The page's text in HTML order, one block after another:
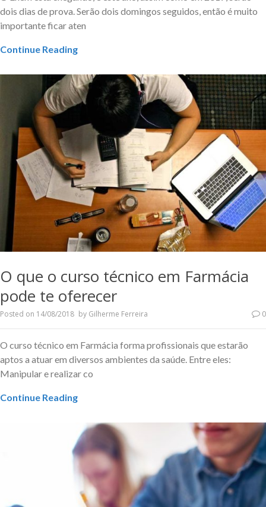
dois dias de prova. Serão dois domingos seguidos, então é muito
importante ficar aten
Continue Reading
O que o curso técnico em Farmácia
pode te oferecer
Posted on 14/08/2018 by Gilherme Ferreira 0
O curso técnico em Farmácia forma profissionais que estarão
aptos a atuar em diversos ambientes da saúde. Entre eles:
Manipular e realizar co
Continue Reading